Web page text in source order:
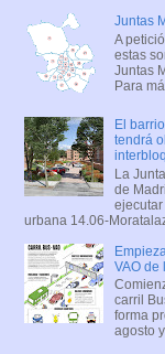
Juntas
A
estas
Juntas
Para
El
tendrá
La
de
urbana 14.06-Moratalaz
VAO de
carril
forma
agosto